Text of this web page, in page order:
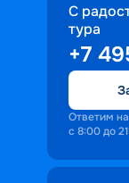
С
тура
+7
Ответим
с 8:00 до